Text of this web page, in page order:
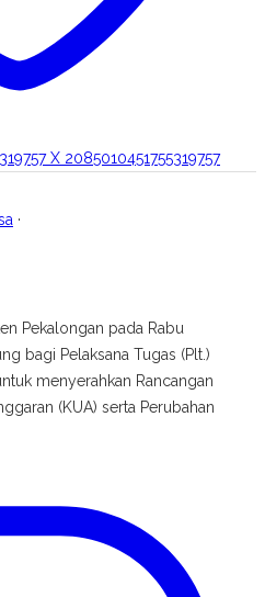
X 2085010451755319757
·
Pekalongan pada Rabu
bagi Pelaksana Tugas (Plt.)
menyerahkan Rancangan
(KUA) serta Perubahan